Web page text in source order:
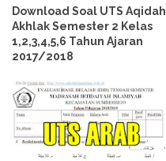
Download Soal UTS Aqidah
Akhlak Semester 2 Kelas
1,2,3,4,5,6 Tahun Ajaran
2017/2018